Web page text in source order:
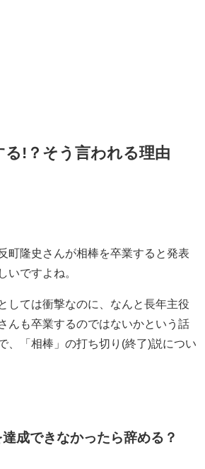
る!？そう言われる理由
町隆史さんが相棒を卒業すると発表
いですよね。
しては衝撃なのに、なんと長年主役
んも卒業するのではないかという話
、「相棒」の打ち切り(終了)説につい
成できなかったら辞める？